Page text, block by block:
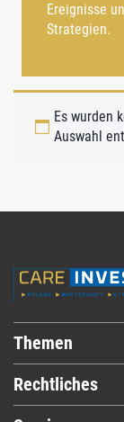
Ereignisse
Strategien.
Es wurden
Auswahl
Themen
Rechtliches